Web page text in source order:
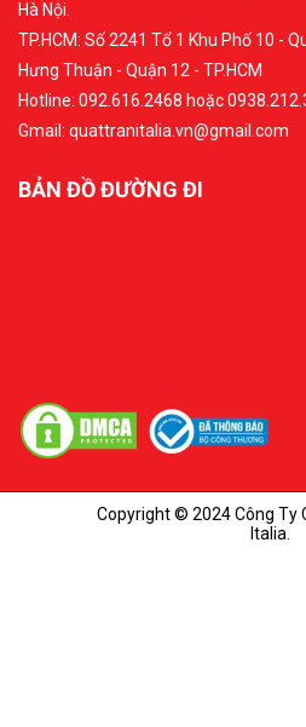
Ảnh thực tế lắp đặt
đèn tại nhà khách
Dưới đây là những dự án lắp
khảo để lựa chọn được cho
Hà Nội.
TP.HCM: Số 2241 Tổ 1 Khu Phố 10 -
Hưng Thuận - Quận 12 - TP.HCM
Hotline: 092.616.2468 hoặc
Gmail: quattranitalia.vn@gmail.com
BẢN ĐỒ ĐƯỜNG ĐI
Copyright © 2024 Công Ty
Italia.